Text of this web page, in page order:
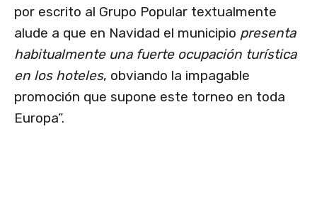
por escrito al Grupo Popular textualmente
alude a que en Navidad el municipio presenta
habitualmente una fuerte ocupación turística
en los hoteles, obviando la impagable
promoción que supone este torneo en toda
Europa”.